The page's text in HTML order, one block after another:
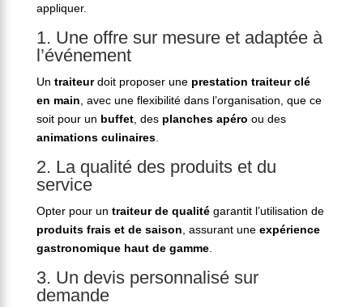
appliquer.
1. Une offre sur mesure et adaptée à
l’événement
Un traiteurdoit proposer une prestation traiteur clé
en main , avec une flexibilité dans l’organisation, que ce
soit pour un buffet, des planches apéro ou des
animations culinaires.
2. La qualité des produits et du
service
Opter pour un traiteur de qualitégarantit l’utilisation de
produits frais et de saison , assurant une expérience
gastronomique haut de gamme.
3. Un devis personnalisé sur
demande